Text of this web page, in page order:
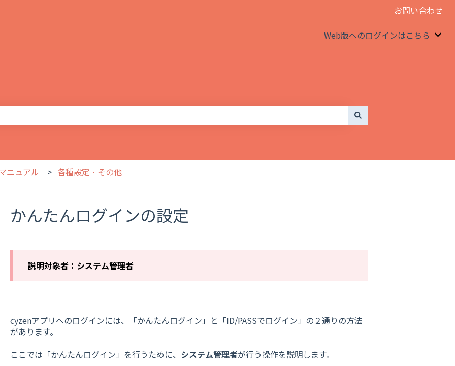
お問い合わせ
Web版へのログインはこちら
ニュアル 各種設定・その他
かんたんログインの設定
説明対象者：システム管理者
cyzenアプリへのログインには、「かんたんログイン」と「ID/PASSでログイン」の２通りの方法
があります。
ここでは「かんたんログイン」を行うために、 システム管理者が行う操作を説明します。